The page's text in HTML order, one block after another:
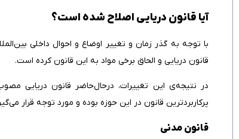
آیا قانون دریایی اصلاح شده است؟
قانون دریایی و الحاق برخی مواد به این قانون کرده است.
پرکاربردترین قانون در این حوزه بوده و مورد توجه قرار
قانون مدنی